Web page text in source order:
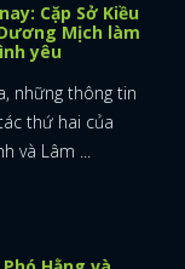
Cặp Sở Kiều
Mịch làm
yêu
những thông tin
thứ hai của
và Lâm ...